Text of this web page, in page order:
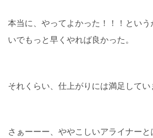
本当に、やってよかった！！！とい
いでもっと早くやれば良かった。
それくらい、仕上がりには満足してい
さぁーーー、ややこしいアライナー